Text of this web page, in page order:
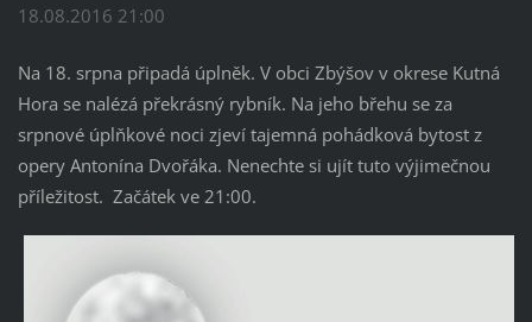
18.08.2016 21:00
Na 18. srpna připadá úplněk. V obci Zbýšov v okrese Kutná
Hora se nalézá překrásný rybník. Na jeho břehu se za
srpnové úplňkové noci zjeví tajemná pohádková bytost z
opery Antonína Dvořáka. Nenechte si ujít tuto výjimečnou
příležitost. Začátek ve 21:00.